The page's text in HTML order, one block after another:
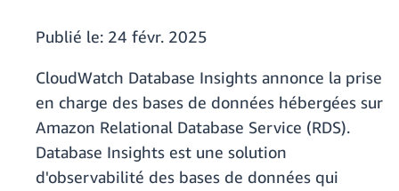
Publié le: 24 févr. 2025
CloudWatch Database Insights annonce la prise
en charge des bases de données hébergées sur
Amazon Relational Database Service (RDS).
Database Insights est une solution
d'observabilité des bases de données qui